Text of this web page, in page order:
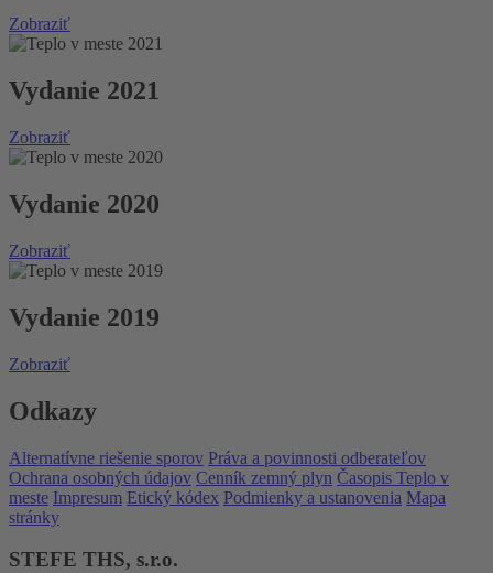
Zobraziť
Vydanie 2021
Zobraziť
Vydanie 2020
Zobraziť
Vydanie 2019
Zobraziť
Odkazy
Alternatívne riešenie sporov Práva a povinnosti odberateľov
Ochrana osobných údajov Cenník zemný plyn Časopis Teplo v
meste Impresum Etický kódex Podmienky a ustanovenia Mapa
stránky
STEFE THS, s.r.o.